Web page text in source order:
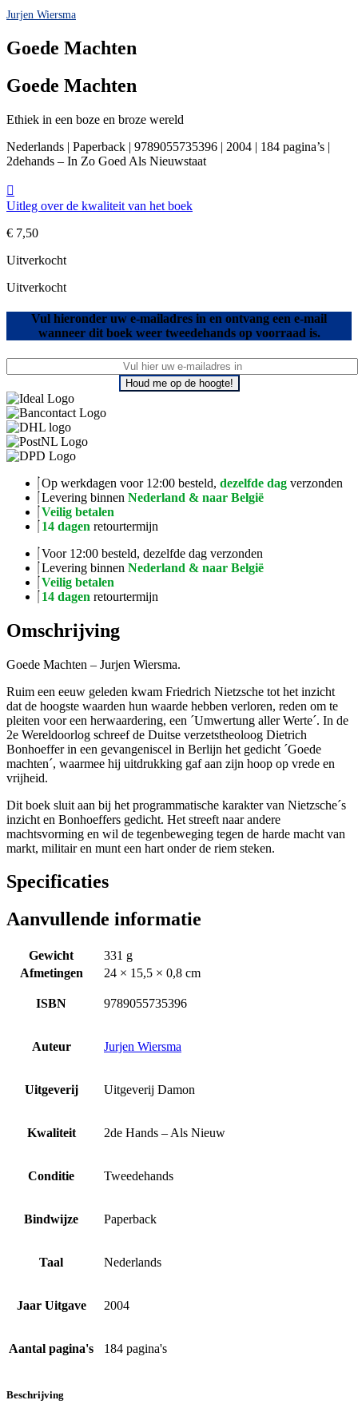
Jurjen Wiersma
Goede Machten
Goede Machten
Ethiek in een boze en broze wereld
Nederlands | Paperback | 9789055735396 | 2004 | 184 pagina’s |
2dehands – In Zo Goed Als Nieuwstaat
Uitleg over de kwaliteit van het boek
€ 7,50
Uitverkocht
Uitverkocht
Vul hieronder uw e-mailadres in en ontvang een e-mail
wanneer dit boek weer tweedehands op voorraad is.
Houd me op de hoogte!
Op werkdagen voor 12:00 besteld, dezelfde dag verzonden
Levering binnen Nederland & naar België
Veilig betalen
14 dagen retourtermijn
Voor 12:00 besteld, dezelfde dag verzonden
Levering binnen Nederland & naar België
Veilig betalen
14 dagen retourtermijn
Omschrijving
Goede Machten – Jurjen Wiersma.
Ruim een eeuw geleden kwam Friedrich Nietzsche tot het inzicht
dat de hoogste waarden hun waarde hebben verloren, reden om te
pleiten voor een herwaardering, een ´Umwertung aller Werte´. In de
2e Wereldoorlog schreef de Duitse verzetstheoloog Dietrich
Bonhoeffer in een gevangeniscel in Berlijn het gedicht ´Goede
machten´, waarmee hij uitdrukking gaf aan zijn hoop op vrede en
vrijheid.
Dit boek sluit aan bij het programmatische karakter van Nietzsche´s
inzicht en Bonhoeffers gedicht. Het streeft naar andere
machtsvorming en wil de tegenbeweging tegen de harde macht van
markt, militair en munt een hart onder de riem steken.
Specificaties
Aanvullende informatie
Gewicht
331 g
Afmetingen
24 × 15,5 × 0,8 cm
ISBN 9789055735396
Auteur Jurjen Wiersma
Uitgeverij Uitgeverij Damon
Kwaliteit 2de Hands – Als Nieuw
Conditie Tweedehands
Bindwijze Paperback
Taal Nederlands
Jaar Uitgave 2004
Aantal pagina's 184 pagina's
Beschrijving